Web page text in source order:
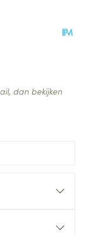
dan bekijken